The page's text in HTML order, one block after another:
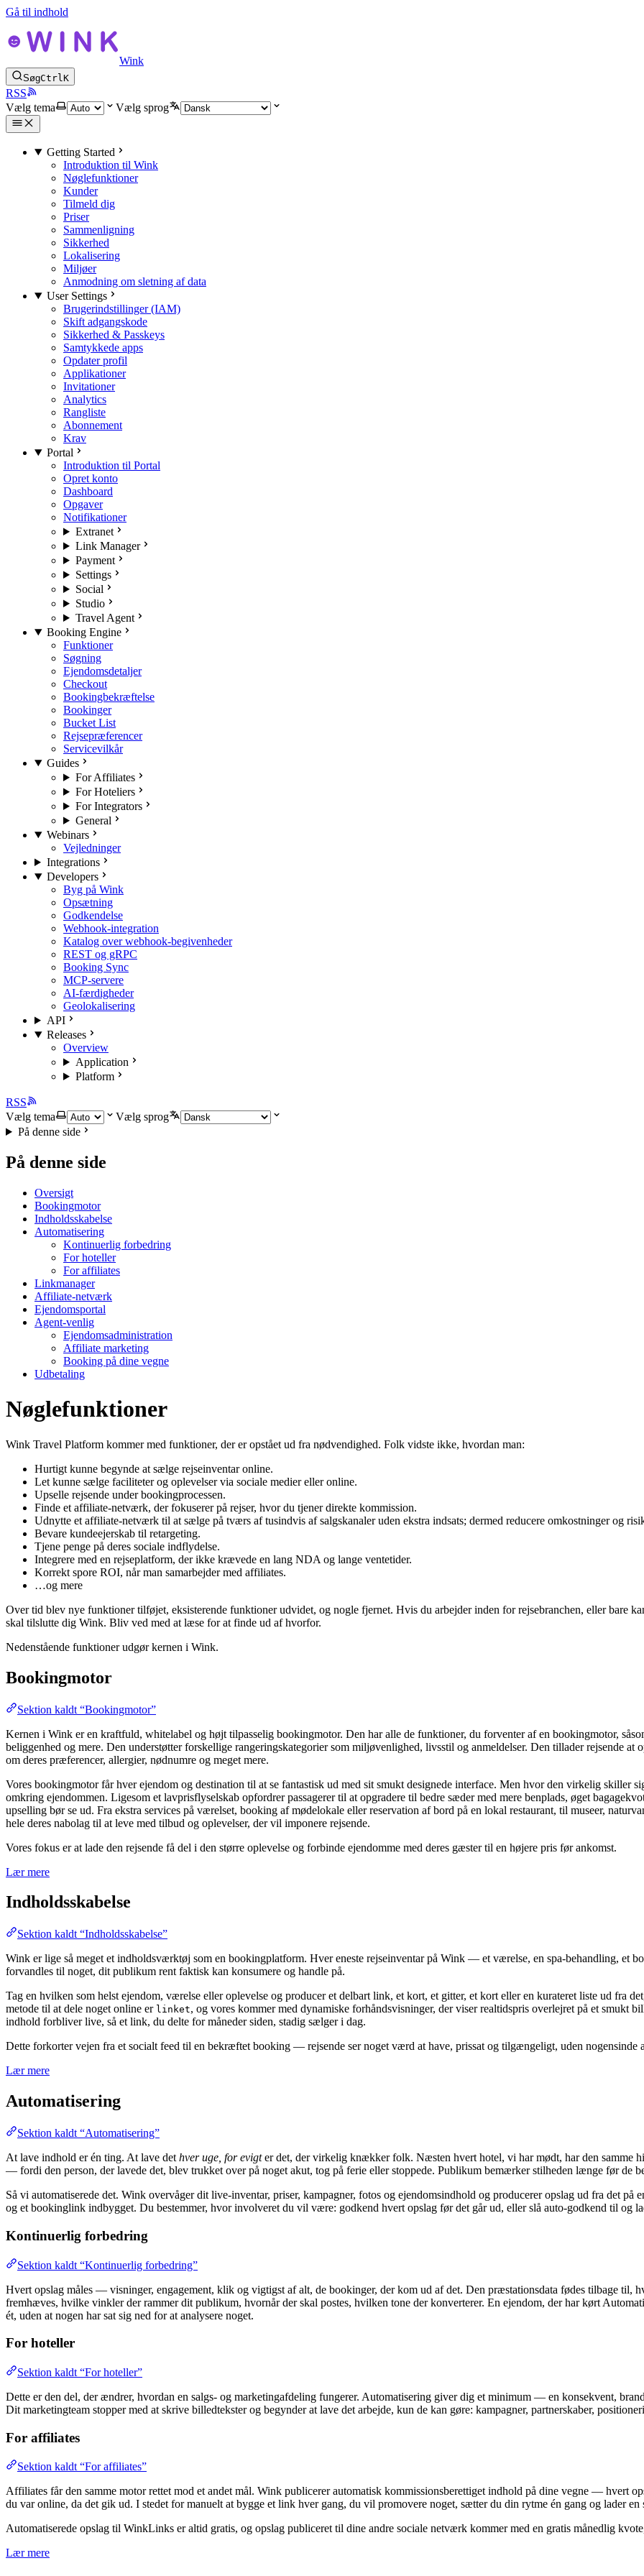
Gå til indhold
Wink
SøgCtrlK
RSS
Vælg tema
Vælg sprog
Getting Started
Introduktion til Wink
Nøglefunktioner
Kunder
Tilmeld dig
Priser
Sammenligning
Sikkerhed
Lokalisering
Miljøer
Anmodning om sletning af data
User Settings
Brugerindstillinger (IAM)
Skift adgangskode
Sikkerhed & Passkeys
Samtykkede apps
Opdater profil
Applikationer
Invitationer
Analytics
Rangliste
Abonnement
Krav
Portal
Introduktion til Portal
Opret konto
Dashboard
Opgaver
Notifikationer
Extranet
Link Manager
Payment
Settings
Social
Studio
Travel Agent
Booking Engine
Funktioner
Søgning
Ejendomsdetaljer
Checkout
Bookingbekræftelse
Bookinger
Bucket List
Rejsepræferencer
Servicevilkår
Guides
For Affiliates
For Hoteliers
For Integrators
General
Webinars
Vejledninger
Integrations
Developers
Byg på Wink
Opsætning
Godkendelse
Webhook-integration
Katalog over webhook-begivenheder
REST og gRPC
Booking Sync
MCP-servere
AI-færdigheder
Geolokalisering
API
Releases
Overview
Application
Platform
RSS
Vælg tema
Vælg sprog
På denne side
På denne side
Oversigt
Bookingmotor
Indholdsskabelse
Automatisering
Kontinuerlig forbedring
For hoteller
For affiliates
Linkmanager
Affiliate-netværk
Ejendomsportal
Agent-venlig
Ejendomsadministration
Affiliate marketing
Booking på dine vegne
Udbetaling
Nøglefunktioner
Wink Travel Platform kommer med funktioner, der er opstået ud fra nødvendighed. Folk vidste ikke, hvordan man:
Hurtigt kunne begynde at sælge rejseinventar online.
Let kunne sælge faciliteter og oplevelser via sociale medier eller online.
Upselle rejsende under bookingprocessen.
Finde et affiliate-netværk, der fokuserer på rejser, hvor du tjener direkte kommission.
Udnytte et affiliate-netværk til at sælge på tværs af tusindvis af salgskanaler uden ekstra indsats; dermed reducere omkostninger og
Bevare kundeejerskab til retargeting.
Tjene penge på deres sociale indflydelse.
Integrere med en rejseplatform, der ikke krævede en lang NDA og lange ventetider.
Korrekt spore ROI, når man samarbejder med affiliates.
…og mere
Over tid blev nye funktioner tilføjet, eksisterende funktioner udvidet, og nogle fjernet. Hvis du arbejder inden for rejsebranchen, eller bare
skal tilslutte dig Wink. Bliv ved med at læse for at finde ud af hvorfor.
Nedenstående funktioner udgør kernen i Wink.
Bookingmotor
Sektion kaldt “Bookingmotor”
Kernen i Wink er en kraftfuld, whitelabel og højt tilpasselig bookingmotor. Den har alle de funktioner, du forventer af en bookingmotor,
beliggenhed og mere. Den understøtter forskellige rangeringskategorier som miljøvenlighed, livsstil og anmeldelser. Den tillader rejsende at
om deres præferencer, allergier, nødnumre og meget mere.
Vores bookingmotor får hver ejendom og destination til at se fantastisk ud med sit smukt designede interface. Men hvor den virkelig skiller
omkring ejendommen. Ligesom et lavprisflyselskab opfordrer passagerer til at opgradere til bedre sæder med mere benplads, øget
upselling bør se ud. Fra ekstra services på værelset, booking af mødelokale eller reservation af bord på en lokal restaurant, til museer,
hele deres nabolag til at leve med tilbud og oplevelser, der vil imponere rejsende.
Vores fokus er at lade den rejsende få del i den større oplevelse og forbinde ejendomme med deres gæster til en højere pris før ankomst.
Lær mere
Indholdsskabelse
Sektion kaldt “Indholdsskabelse”
Wink er lige så meget et indholdsværktøj som en bookingplatform. Hver eneste rejseinventar på Wink — et værelse, en spa-behandling, et
forvandles til noget, dit publikum rent faktisk kan konsumere og handle på.
Tag en hvilken som helst ejendom, værelse eller oplevelse og producer et delbart link, et kort, et gitter, et kort eller en kurateret liste ud fra
metode til at dele noget online er linket, og vores kommer med dynamiske forhåndsvisninger, der viser realtidspris overlejret på et
indhold forbliver live, så et link, du delte for måneder siden, stadig sælger i dag.
Dette forkorter vejen fra et socialt feed til en bekræftet booking — rejsende ser noget værd at have, prissat og tilgængeligt, uden nogensinde
Lær mere
Automatisering
Sektion kaldt “Automatisering”
At lave indhold er én ting. At lave det hver uge, for evigter det, der virkelig knækker folk. Næsten hvert hotel, vi har mødt, har den samme
— fordi den person, der lavede det, blev trukket over på noget akut, tog på ferie eller stoppede. Publikum bemærker stilheden længe før de
Så vi automatiserede det. Wink overvåger dit live-inventar, priser, kampagner, fotos og ejendomsindhold og producerer opslag ud fra det
og et bookinglink indbygget. Du bestemmer, hvor involveret du vil være: godkend hvert opslag før det går ud, eller slå auto-godkend til og
Kontinuerlig forbedring
Sektion kaldt “Kontinuerlig forbedring”
Hvert opslag måles — visninger, engagement, klik og vigtigst af alt, de bookinger, der kom ud af det. Den præstationsdata fødes tilbage til,
fremhæves, hvilke vinkler der rammer dit publikum, hvornår der skal postes, hvilken tone der konverterer. En ejendom, der har kørt
ét, uden at nogen har sat sig ned for at analysere noget.
For hoteller
Sektion kaldt “For hoteller”
Dette er den del, der ændrer, hvordan en salgs- og marketingafdeling fungerer. Automatisering giver dig et minimum — en konsekvent,
Dit marketingteam stopper med at skrive billedtekster og begynder at lave det arbejde, kun de kan gøre: kampagner, partnerskaber,
For affiliates
Sektion kaldt “For affiliates”
Affiliates får den samme motor rettet mod et andet mål. Wink publicerer automatisk kommissionsberettiget indhold på dine vegne — hvert
du var online, da det gik ud. I stedet for manuelt at bygge et link hver gang, du vil promovere noget, sætter du din rytme én gang og lader
Automatiserede opslag til WinkLinks er altid gratis, og opslag publiceret til dine andre sociale netværk kommer med en gratis månedlig
Lær mere